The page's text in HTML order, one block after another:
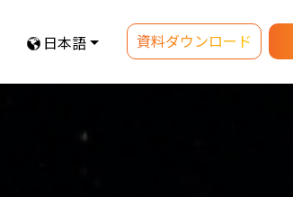
日本語 資料ダウンロード